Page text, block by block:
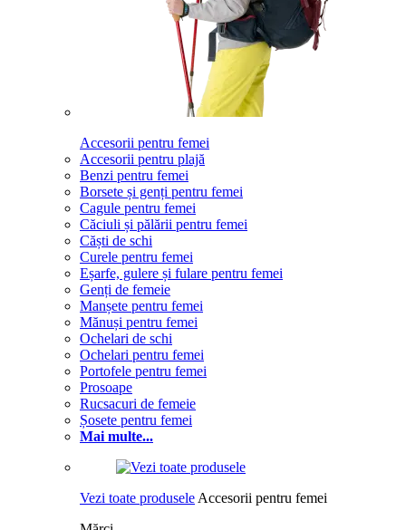
Accesorii pentru femei
Accesorii pentru plajă
Benzi pentru femei
Borsete și genți pentru femei
Cagule pentru femei
Căciuli și pălării pentru femei
Căști de schi
Curele pentru femei
Eșarfe, gulere și fulare pentru femei
Genți de femeie
Manșete pentru femei
Mănuși pentru femei
Ochelari de schi
Ochelari pentru femei
Portofele pentru femei
Prosoape
Rucsacuri de femeie
Șosete pentru femei
Mai multe...
Vezi toate produsele Accesorii pentru femei